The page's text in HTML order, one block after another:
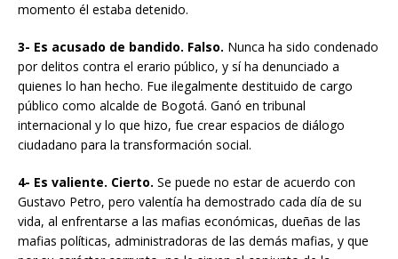
momento él estaba detenido.
3- Es acusado de bandido. Falso. Nunca ha sido condenado
por delitos contra el erario público, y sí ha denunciado a
quienes lo han hecho. Fue ilegalmente destituido de cargo
público como alcalde de Bogotá. Ganó en tribunal
internacional y lo que hizo, fue crear espacios de diálogo
ciudadano para la transformación social.
4- Es valiente. Cierto. Se puede no estar de acuerdo con
Gustavo Petro, pero valentía ha demostrado cada día de su
vida, al enfrentarse a las mafias económicas, dueñas de las
mafias políticas, administradoras de las demás mafias, y que